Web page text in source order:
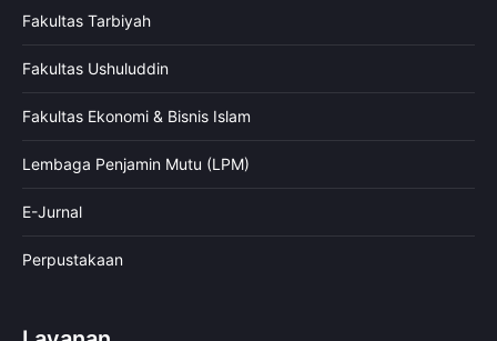
Fakultas Tarbiyah
Fakultas Ushuluddin
Fakultas Ekonomi & Bisnis Islam
Lembaga Penjamin Mutu (LPM)
E-Jurnal
Perpustakaan